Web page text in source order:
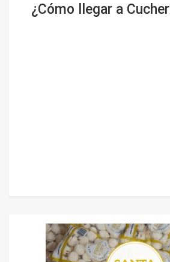
¿Cómo llegar a